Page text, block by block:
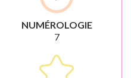
NUMÉROLOGIE
7